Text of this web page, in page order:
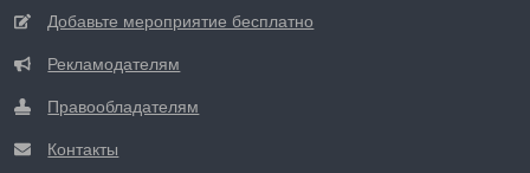
Добавьте мероприятие бесплатно
Рекламодателям
Правообладателям
Контакты